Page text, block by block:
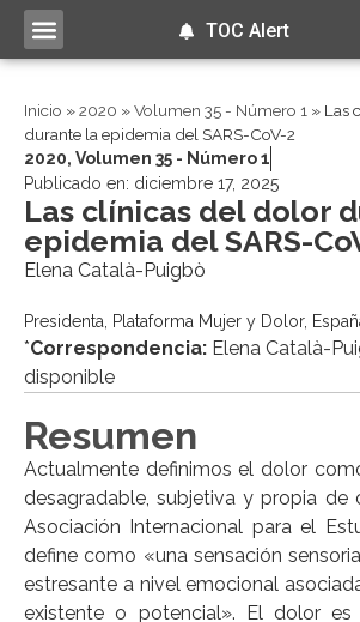
TOC Alert
Inicio »2020 »Volumen 35 - Número 1 » Las
durante la epidemia del SARS-CoV-2
2020, Volumen 35 - Número 1
Publicado en: diciembre 17, 2025
Las clínicas del dolor
epidemia del SARS-
Elena Català-Puigbò
Presidenta, Plataforma Mujer y Dolor,
*Correspondencia: Elena Català-
disponible
Resumen
Actualmente definimos el dolor
desagradable, subjetiva y propia de
Asociación Internacional para el
define como «una sensación
estresante a nivel emocional
existente o potencial». El dolor